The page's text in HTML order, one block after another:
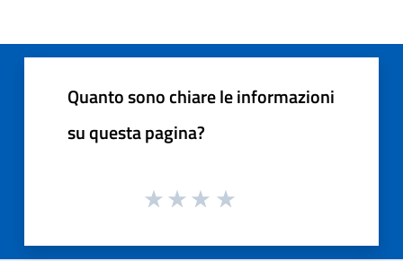
Quanto sono chiare le informazioni
su questa pagina?